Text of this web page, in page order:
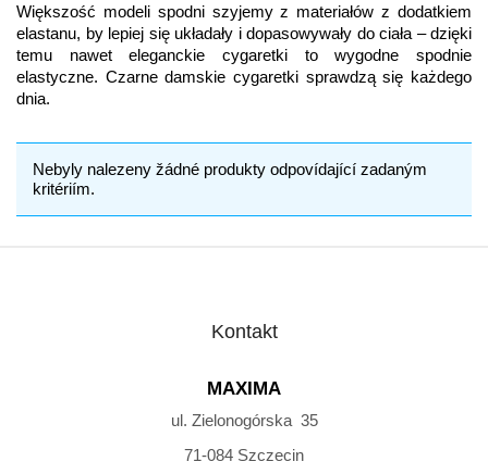
Większość modeli spodni szyjemy z materiałów z dodatkiem
elastanu, by lepiej się układały i dopasowywały do ciała – dzięki
temu nawet eleganckie cygaretki to wygodne spodnie
elastyczne. Czarne damskie cygaretki sprawdzą się każdego
dnia.
Nebyly nalezeny žádné produkty odpovídající zadaným
kritériím.
Kontakt
MAXIMA
ul. Zielonogórska 35
71-084 Szczecin